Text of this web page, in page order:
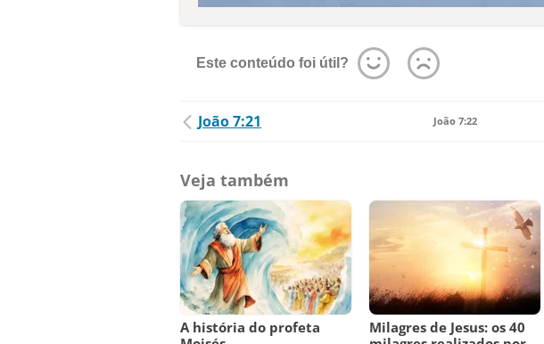
Este conteúdo foi útil?
João 7:21 João 7:22
Veja também
A história do profeta
Milagres de Jesus: os 40